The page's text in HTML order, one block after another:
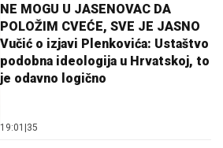
NE MOGU U JASENOVAC DA
POLOŽIM CVEĆE, SVE JE JASNO
Vučić o izjavi Plenkovića: Ustaštvo
podobna ideologija u Hrvatskoj, to
je odavno logično
19:01 35